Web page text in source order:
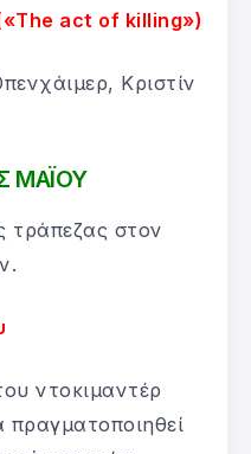
act of killing»)
Κριστίν
ΜΑΪΟΥ
τράπεζας στον
ντοκιμαντέρ